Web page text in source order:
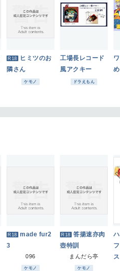
R18 ヒミツのお
隣さん
ケモノ
工場長レコード
風アクキー
ドラえもん
R18 made fur2
3
096
ケモノ
R18 答揚速亦肉
壺特訓
まんだら亭
ケモノ